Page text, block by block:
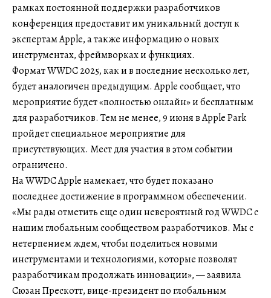
рамках постоянной поддержки разработчиков
конференция предоставит им уникальный доступ к
экспертам Apple, а также информацию о новых
инструментах, фреймворках и функциях.
Формат WWDC 2025, как и в последние несколько лет,
будет аналогичен предыдущим. Apple сообщает, что
мероприятие будет «полностью онлайн» и бесплатным
для разработчиков. Тем не менее, 9 июня в Apple Park
пройдет специальное мероприятие для
присутствующих. Мест для участия в этом событии
ограничено.
На WWDC Apple намекает, что будет показано
последнее достижение в программном обеспечении.
«Мы рады отметить еще один невероятный год WWDC с
нашим глобальным сообществом разработчиков. Мы с
нетерпением ждем, чтобы поделиться новыми
инструментами и технологиями, которые позволят
разработчикам продолжать инновации», — заявила
Сюзан Прескотт, вице-президент по глобальным